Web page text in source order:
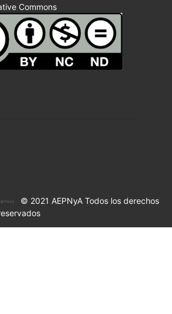
Commons
© 2021 AEPNyA Todos los derechos